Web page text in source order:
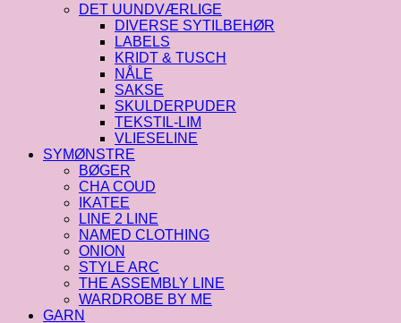
DET UUNDVÆRLIGE
DIVERSE SYTILBEHØR
LABELS
KRIDT & TUSCH
NÅLE
SAKSE
SKULDERPUDER
TEKSTIL-LIM
VLIESELINE
SYMØNSTRE
BØGER
CHA COUD
IKATEE
LINE 2 LINE
NAMED CLOTHING
ONION
STYLE ARC
THE ASSEMBLY LINE
WARDROBE BY ME
GARN